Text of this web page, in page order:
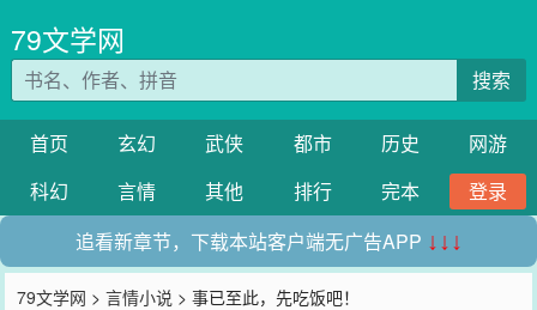
79文学网
搜索
首页 玄幻 武侠 都市 历史
网游
科幻
言情 其他 排行 完本
登录
追看新章节，下载本站客户端无广告APP ↓↓↓
79文学网 >言情小说 > 事已至此，先吃饭吧！